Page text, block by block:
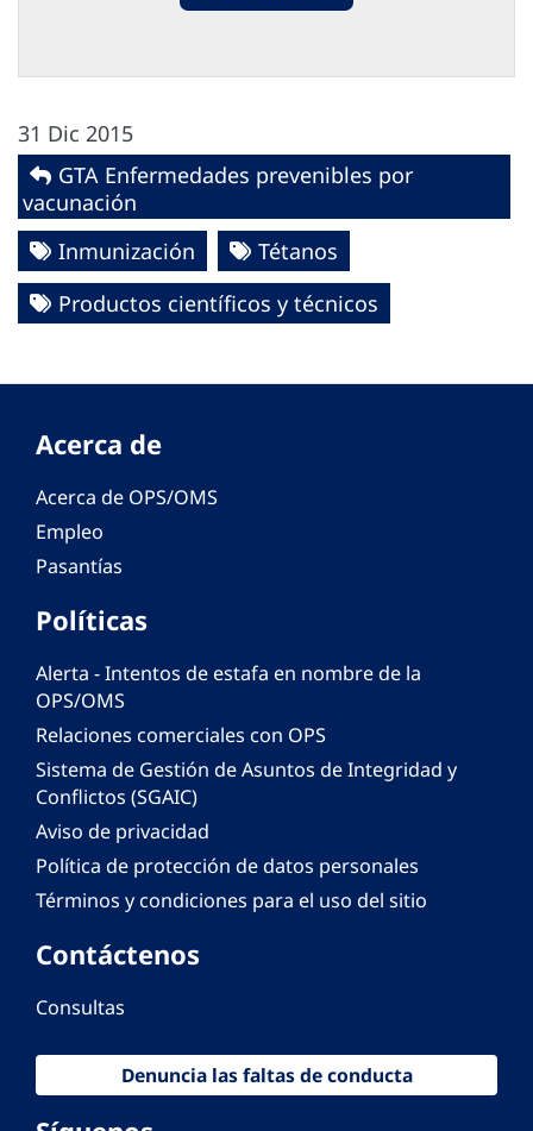
31 Dic 2015
GTA Enfermedades prevenibles por
vacunación
Inmunización
Tétanos
Productos científicos y técnicos
Acerca de
Acerca de OPS/OMS
Empleo
Pasantías
Políticas
Alerta - Intentos de estafa en nombre de la
OPS/OMS
Relaciones comerciales con OPS
Sistema de Gestión de Asuntos de Integridad y
Conflictos (SGAIC)
Aviso de privacidad
Política de protección de datos personales
Términos y condiciones para el uso del sitio
Contáctenos
Consultas
Denuncia las faltas de conducta